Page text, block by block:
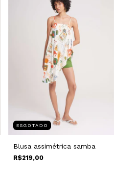
ESGOTADO
Blusa assimétrica samba
R$219,00